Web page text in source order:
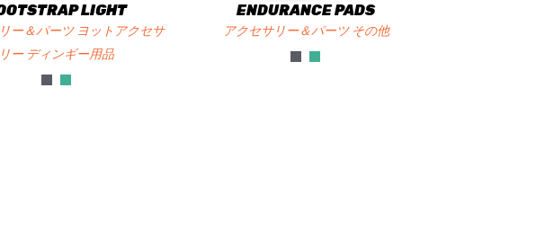
LIGHT
ー＆パーツ ヨットアクセサ
リー ディンギー用品
ENDURANCE PADS
アクセサリー＆パーツ その他